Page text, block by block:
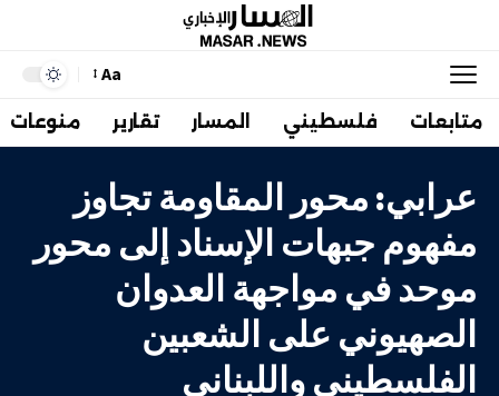
Aa
متابعات فلسطيني المسار تقارير منوعات
عرابي: محور المقاومة تجاوز
مفهوم جبهات الإسناد إلى محور
موحد في مواجهة العدوان
الصهيوني على الشعبين
الفلسطيني واللبناني